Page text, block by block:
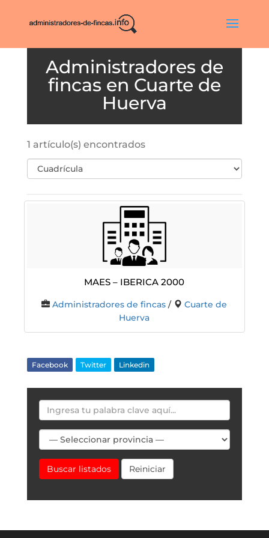
Cuarte de
Huerva
1 artículo(s) encontrados
MAES – IBERICA 2000
Administradores de fincas /
Cuarte de
Huerva
Facebook Twitter Linkedin
Buscar listados Reiniciar